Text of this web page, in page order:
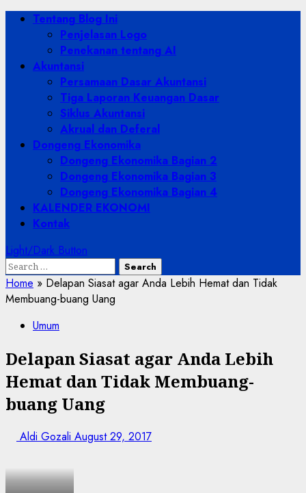
Skip
PrimaryTentang Blog Ini
Penjelasan Logo
Penekanan tentang AI
Akuntansi
Persamaan Dasar Akuntansi
Tiga Laporan Keuangan Dasar
Siklus Akuntansi
Akrual dan Deferal
Dongeng Ekonomika
Dongeng Ekonomika Bagian 2
Dongeng Ekonomika Bagian 3
Dongeng Ekonomika Bagian 4
KALENDER EKONOMI
Kontak
Light/Dark Button
Search
for:
Home » Delapan Siasat agar Anda Lebih Hemat dan Tidak
Membuang-buang Uang
Umum
Delapan Siasat agar Anda Lebih
Hemat dan Tidak Membuang-
buang Uang
Aldi Gozali August 29, 2017